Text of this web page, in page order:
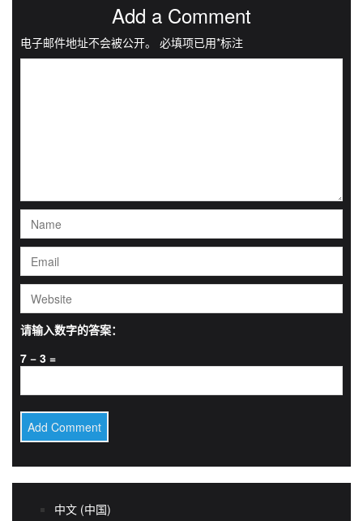
Add a Comment
电子邮件地址不会被公开。 必填项已用*标注
请输入数字的答案：
7 − 3 =
中文 (中国)